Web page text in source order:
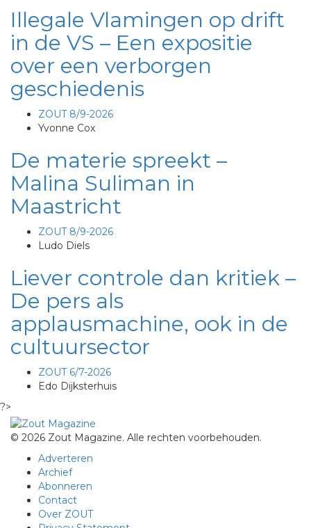
Illegale Vlamingen op drift
in de VS – Een expositie
over een verborgen
geschiedenis
ZOUT 8/9-2026
Yvonne Cox
De materie spreekt –
Malina Suliman in
Maastricht
ZOUT 8/9-2026
Ludo Diels
Liever controle dan kritiek –
De pers als
applausmachine, ook in de
cultuursector
ZOUT 6/7-2026
Edo Dijksterhuis
?>
© 2026 Zout Magazine. Alle rechten voorbehouden.
Adverteren
Archief
Abonneren
Contact
Over ZOUT